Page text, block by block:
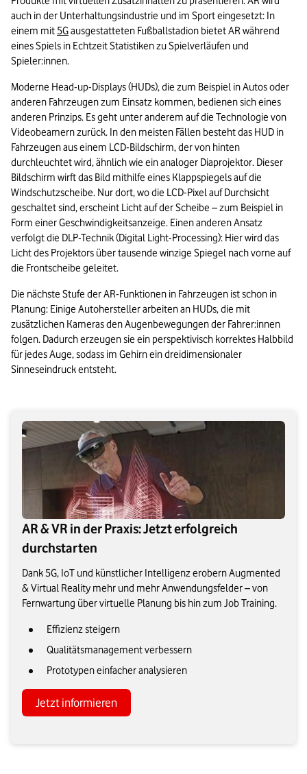
auch in der Unterhaltungsindustrie und im Sport eingesetzt: In
einem mit 5G ausgestatteten Fußballstadion bietet AR während
eines Spiels in Echtzeit Statistiken zu Spielverläufen und
Spieler:innen.
Moderne Head-up-Displays (HUDs), die zum Beispiel in Autos oder
anderen Fahrzeugen zum Einsatz kommen, bedienen sich eines
anderen Prinzips. Es geht unter anderem auf die Technologie von
Videobeamern zurück. In den meisten Fällen besteht das HUD in
Fahrzeugen aus einem LCD-Bildschirm, der von hinten
durchleuchtet wird, ähnlich wie ein analoger Diaprojektor. Dieser
Bildschirm wirft das Bild mithilfe eines Klappspiegels auf die
Windschutzscheibe. Nur dort, wo die LCD-Pixel auf Durchsicht
geschaltet sind, erscheint Licht auf der Scheibe – zum Beispiel in
Form einer Geschwindigkeitsanzeige. Einen anderen Ansatz
verfolgt die DLP-Technik (Digital Light-Processing): Hier wird das
Licht des Projektors über tausende winzige Spiegel nach vorne auf
die Frontscheibe geleitet.
Die nächste Stufe der AR-Funktionen in Fahrzeugen ist schon in
Planung: Einige Autohersteller arbeiten an HUDs, die mit
zusätzlichen Kameras den Augenbewegungen der Fahrer:innen
folgen. Dadurch erzeugen sie ein perspektivisch korrektes Halbbild
für jedes Auge, sodass im Gehirn ein dreidimensionaler
Sinneseindruck entsteht.
AR & VR in der Praxis: Jetzt erfolgreich
durchstarten
Dank 5G, IoT und künstlicher Intelligenz erobern Augmented
& Virtual Reality mehr und mehr Anwendungsfelder – von
Fernwartung über virtuelle Planung bis hin zum Job Training.
Effizienz steigern
Qualitätsmanagement verbessern
Prototypen einfacher analysieren
Jetzt informieren